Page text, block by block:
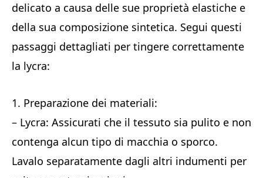
delicato a causa delle sue proprietà elastiche e
della sua composizione sintetica. Segui questi
passaggi dettagliati per tingere correttamente
la lycra:
1. Preparazione dei materiali:
– Lycra: Assicurati che il tessuto sia pulito e non
contenga alcun tipo di macchia o sporco.
Lavalo separatamente dagli altri indumenti per